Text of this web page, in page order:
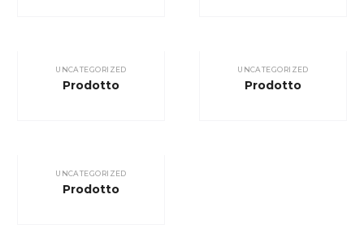
UNCATEGORIZED
Prodotto
UNCATEGORIZED
Prodotto
UNCATEGORIZED
Prodotto